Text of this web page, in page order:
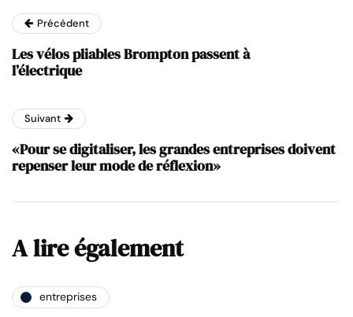
Précédent
Les vélos pliables Brompton passent à
l’électrique
Suivant
«Pour se digitaliser, les grandes entreprises doivent
repenser leur mode de réflexion»
A lire également
entreprises